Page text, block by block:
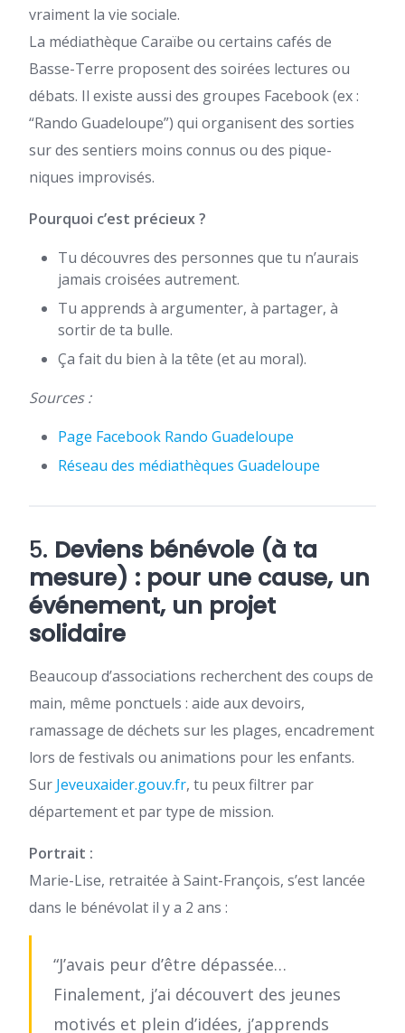
vraiment la vie sociale.
La médiathèque Caraïbe ou certains cafés de
Basse-Terre proposent des soirées lectures ou
débats. Il existe aussi des groupes Facebook (ex :
“Rando Guadeloupe”) qui organisent des sorties
sur des sentiers moins connus ou des pique-
niques improvisés.
Pourquoi c’est précieux ?
Tu découvres des personnes que tu n’aurais
jamais croisées autrement.
Tu apprends à argumenter, à partager, à
sortir de ta bulle.
Ça fait du bien à la tête (et au moral).
Sources :
Page Facebook Rando Guadeloupe
Réseau des médiathèques Guadeloupe
5. Deviens bénévole (à ta
mesure) : pour une cause, un
événement, un projet
solidaire
Beaucoup d’associations recherchent des coups de
main, même ponctuels : aide aux devoirs,
ramassage de déchets sur les plages, encadrement
lors de festivals ou animations pour les enfants.
Sur Jeveuxaider.gouv.fr, tu peux filtrer par
département et par type de mission.
Portrait :
Marie-Lise, retraitée à Saint-François, s’est lancée
dans le bénévolat il y a 2 ans :
“J’avais peur d’être dépassée…
Finalement, j’ai découvert des jeunes
motivés et plein d’idées, j’apprends